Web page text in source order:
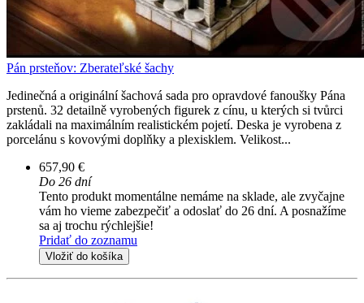
Pán prsteňov: Zberateľské šachy
Jedinečná a originální šachová sada pro opravdové fanoušky Pána
prstenů. 32 detailně vyrobených figurek z cínu, u kterých si tvůrci
zakládali na maximálním realistickém pojetí. Deska je vyrobena z
porcelánu s kovovými doplňky a plexisklem. Velikost...
657,90 €
Do 26 dní
Tento produkt momentálne nemáme na sklade, ale zvyčajne
vám ho vieme zabezpečiť a odoslať do 26 dní. A posnažíme
sa aj trochu rýchlejšie!
Pridať do zoznamu
Vložiť do košíka